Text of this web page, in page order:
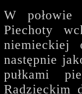
W połowie
Piechoty
niemieckiej
następnie
pułkami
Radzieckim